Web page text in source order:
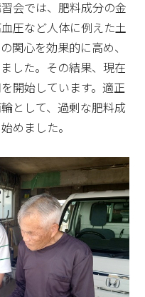
会では、肥料成分の金
圧など人体に例えた土
関心を効果的に高め、
した。その結果、現在
開始しています。適正
として、過剰な肥料成
めました。